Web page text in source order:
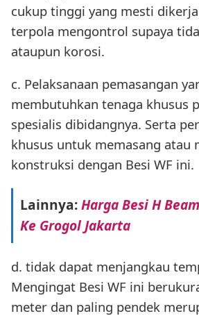
cukup tinggi yang mesti
terpola mengontrol supaya
ataupun korosi.
c. Pelaksanaan pemasangan
membutuhkan tenaga khusus
spesialis dibidangnya. Serta
khusus untuk memasang atau
konstruksi dengan Besi WF ini.
Lainnya:Harga Besi H
Ke Grogol Jakarta
d. tidak dapat menjangkau
Mengingat Besi WF ini
meter dan paling pendek